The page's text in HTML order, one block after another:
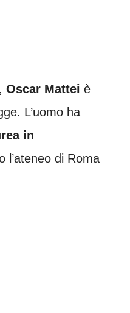
Oscar Mattei è
L’uomo ha
in
l’ateneo di Roma